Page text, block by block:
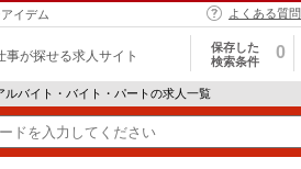
イデム よくある質問
事が探せる求人サイト
保存した
検索条件
0
ルバイト・バイト・パートの求人一覧